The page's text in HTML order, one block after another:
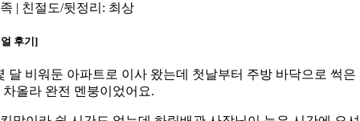
| 친절도/뒷정리: 최상
후기]
달 비워둔 아파트로 이사 왔는데 첫날부터 주방 바닥으로 썩은
차올라 완전 멘붕이었어요.